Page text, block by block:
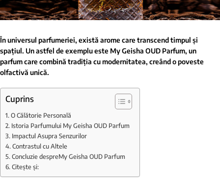
În universul parfumeriei, există arome care transcend timpul și
spațiul. Un astfel de exemplu este My Geisha OUD Parfum, un
parfum care combină tradiția cu modernitatea, creând o poveste
olfactivă unică.
Cuprins
O Călătorie Personală
Istoria Parfumului My Geisha OUD Parfum
Impactul Asupra Senzurilor
Contrastul cu Altele
Concluzie despreMy Geisha OUD Parfum
Citește și: